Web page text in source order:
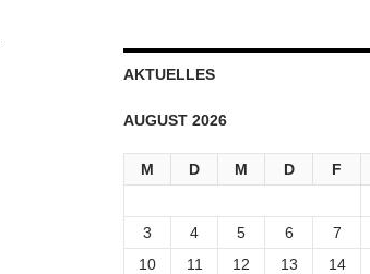
AKTUELLES
AUGUST 2026
M D M D F
3
4 5 6 7
10
11 12 13 14